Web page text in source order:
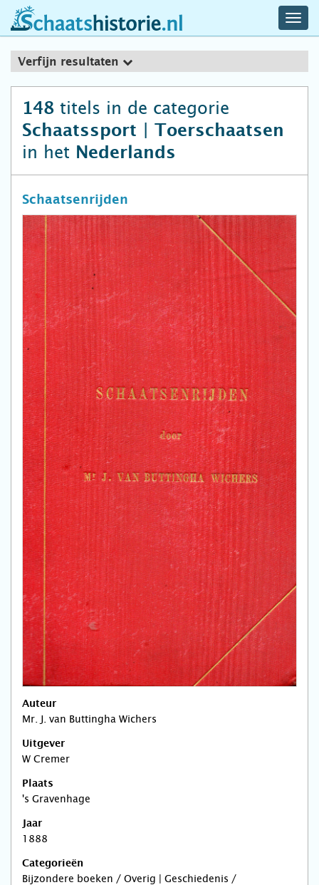
schaatshistorie.nl
Verfijn resultaten
148 titels in de categorie
Schaatssport | Toerschaatsen
in het Nederlands
Schaatsenrijden
Auteur
Mr. J. van Buttingha Wichers
Uitgever
W Cremer
Plaats
's Gravenhage
Jaar
1888
Categorieën
Bijzondere boeken / Overig | Geschiedenis /